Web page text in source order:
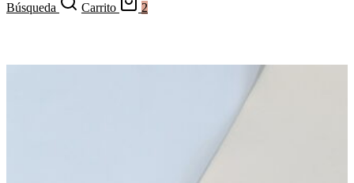
Búsqueda Carrito 2